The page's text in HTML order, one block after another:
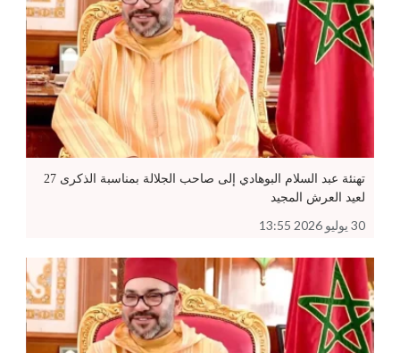
تهنئة عبد السلام البوهادي إلى صاحب الجلالة بمناسبة الذكرى 27
لعيد العرش المجيد
30 يوليو 2026 13:55